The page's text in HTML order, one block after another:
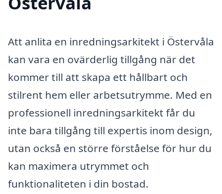
Att anlita en inredningsarkitekt i Östervåla
kan vara en ovärderlig tillgång när det
kommer till att skapa ett hållbart och
stilrent hem eller arbetsutrymme. Med en
professionell inredningsarkitekt får du
inte bara tillgång till expertis inom design,
utan också en större förståelse för hur du
kan maximera utrymmet och
funktionaliteten i din bostad.